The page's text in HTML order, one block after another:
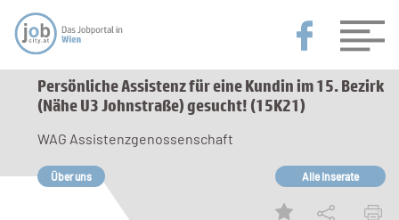
Persönliche Assistenz für eine Kundin im 15. Bezirk
(Nähe U3 Johnstraße) gesucht! (15K21)
WAG Assistenzgenossenschaft
Über uns Alle Inserate